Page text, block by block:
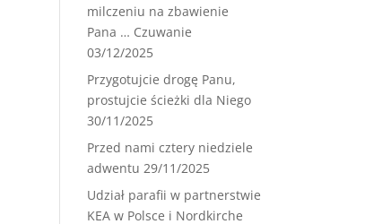
milczeniu na zbawienie
Pana … Czuwanie
03/12/2025
Przygotujcie drogę Panu,
prostujcie ścieżki dla Niego
30/11/2025
Przed nami cztery niedziele
adwentu 29/11/2025
Udział parafii w partnerstwie
KEA w Polsce i Nordkirche